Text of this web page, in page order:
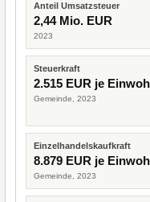
Anteil Umsatzsteuer
2,44 Mio. EUR
2023
Steuerkraft
2.515 EUR je
Gemeinde, 2023
Einzelhandelskaufkraft
8.879 EUR je
Gemeinde, 2023